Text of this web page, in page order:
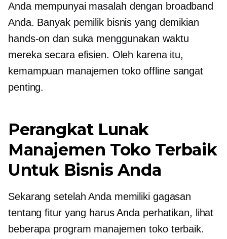
Anda mempunyai masalah dengan broadband
Anda. Banyak pemilik bisnis yang demikian
hands-on dan suka menggunakan waktu
mereka secara efisien. Oleh karena itu,
kemampuan manajemen toko offline sangat
penting.
Perangkat Lunak
Manajemen Toko Terbaik
Untuk Bisnis Anda
Sekarang setelah Anda memiliki gagasan
tentang fitur yang harus Anda perhatikan, lihat
beberapa program manajemen toko terbaik.